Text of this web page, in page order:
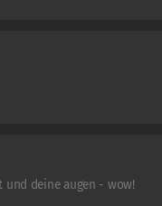
und deine augen - wow!